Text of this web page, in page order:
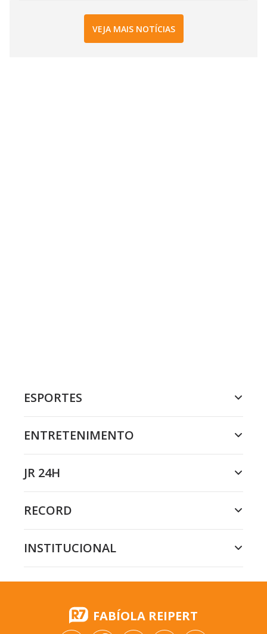
VEJA MAIS NOTÍCIAS
ESPORTES
ENTRETENIMENTO
JR 24H
RECORD
INSTITUCIONAL
FABÍOLA REIPERT